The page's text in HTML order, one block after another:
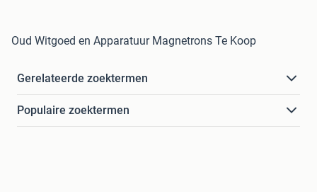
Oud Witgoed en Apparatuur Magnetrons Te Koop
Gerelateerde zoektermen
Populaire zoektermen